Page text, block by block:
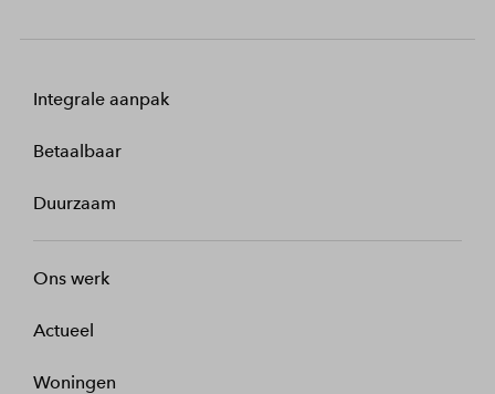
Integrale aanpak
Betaalbaar
Duurzaam
Ons werk
Actueel
Woningen